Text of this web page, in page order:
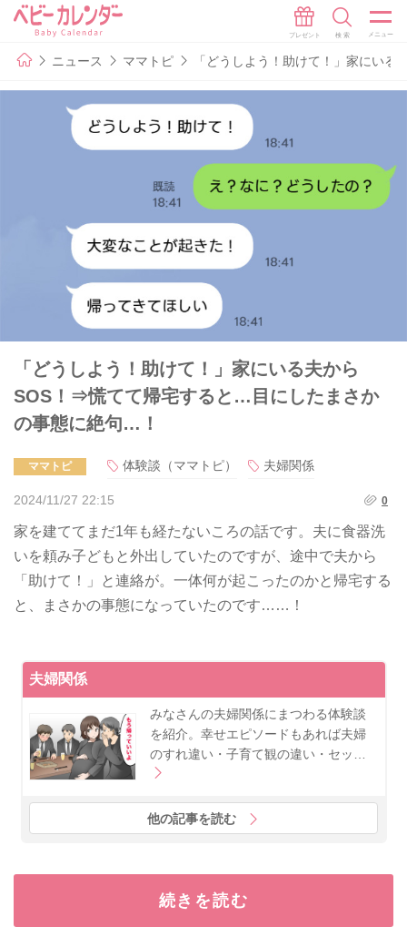
ニュース ママトピ 「どうしよう！助けて！」家にい
「どうしよう！助けて！」家にいる夫から
SOS！⇒慌てて帰宅すると…目にしたまさか
の事態に絶句…！
ママトピ 体験談（ママトピ） 夫婦関係
2024/11/27 22:15 0
家を建ててまだ1年も経たないころの話です。夫に食器洗
いを頼み子どもと外出していたのですが、途中で夫から
「助けて！」と連絡が。一体何が起こったのかと帰宅する
と、まさかの事態になっていたのです……！
夫婦関係
みなさんの夫婦関係にまつわる体験談
を紹介。幸せエピソードもあれば夫婦
のすれ違い・子育て観の違い・セッ…
他の記事を読む
続きを読む